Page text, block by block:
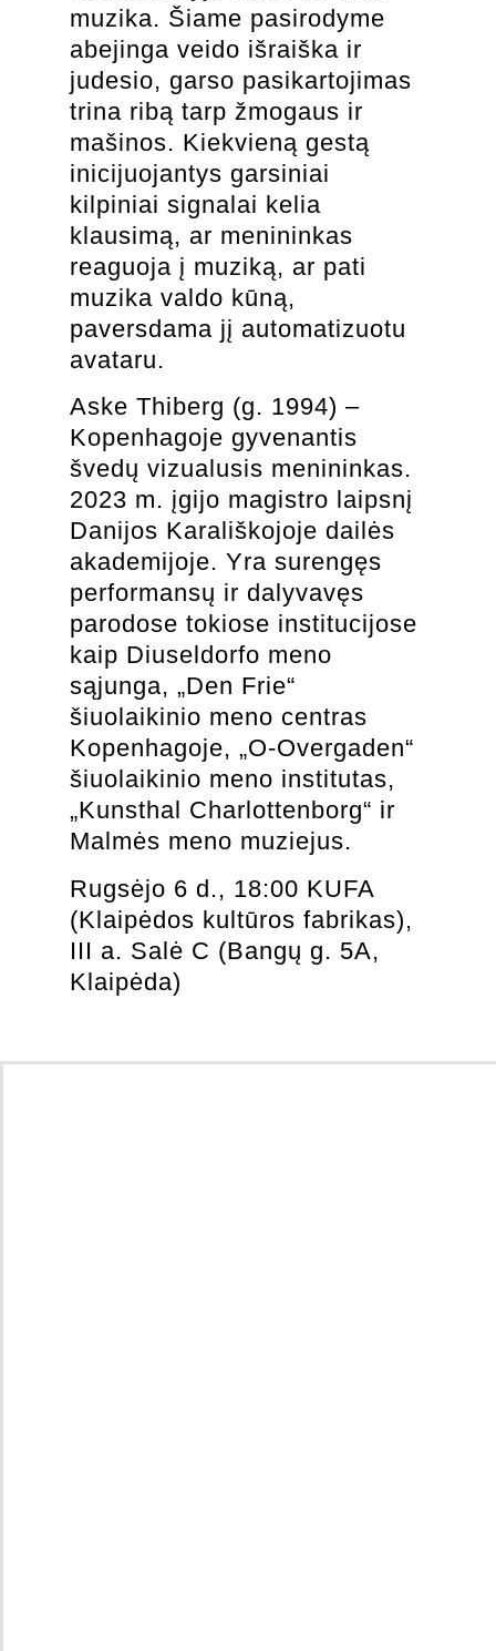
muzika. Šiame pasirodyme
abejinga veido išraiška ir
judesio, garso pasikartojimas
trina ribą tarp žmogaus ir
mašinos. Kiekvieną gestą
inicijuojantys garsiniai
kilpiniai signalai kelia
klausimą, ar menininkas
reaguoja į muziką, ar pati
muzika valdo kūną,
paversdama jį automatizuotu
avataru.
Aske Thiberg (g. 1994) –
Kopenhagoje gyvenantis
švedų vizualusis menininkas.
2023 m. įgijo magistro laipsnį
Danijos Karališkojoje dailės
akademijoje. Yra surengęs
performansų ir dalyvavęs
parodose tokiose institucijose
kaip Diuseldorfo meno
sąjunga, „Den Frie“
šiuolaikinio meno centras
Kopenhagoje, „O-Overgaden“
šiuolaikinio meno institutas,
„Kunsthal Charlottenborg“ ir
Malmės meno muziejus.
Rugsėjo 6 d., 18:00 KUFA
(Klaipėdos kultūros fabrikas),
III a. Salė C (Bangų g. 5A,
Klaipėda)